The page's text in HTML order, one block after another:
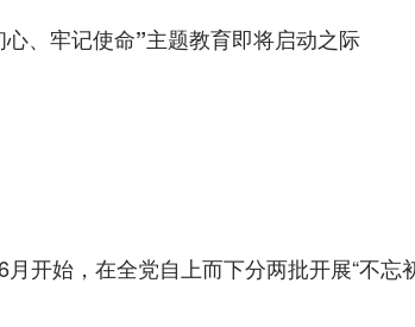
、牢记使命”主题教育即将启动之际
始，在全党自上而下分两批开展“不忘初